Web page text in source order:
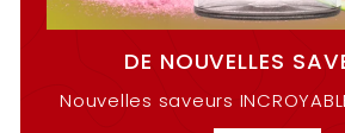
DE NOUVELLES
Nouvelles saveurs